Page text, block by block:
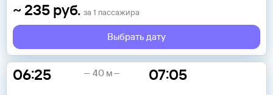
~ 235 руб. за 1 пассажира
Выбрать дату
06:25 07:05
40 м